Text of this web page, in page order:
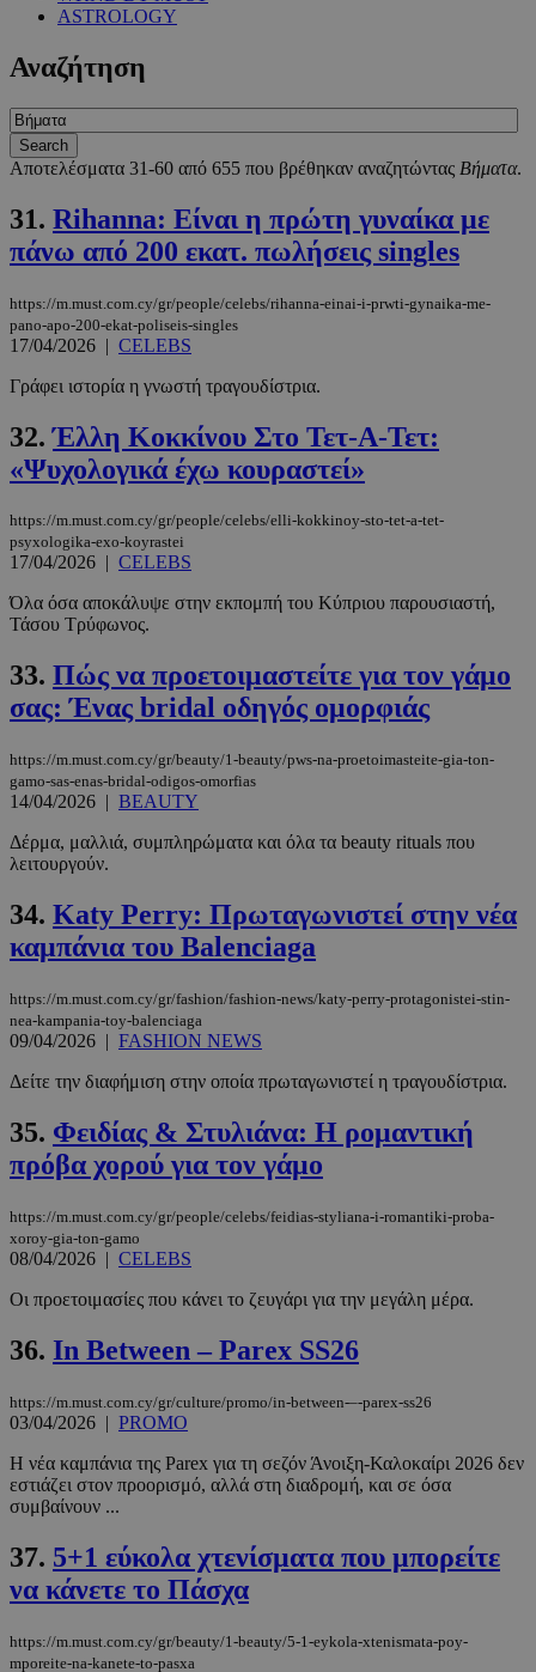
ASTROLOGY
Αναζήτηση
Αποτελέσματα 31-60 από 655 που βρέθηκαν αναζητώντας Βήματα.
31. Rihanna: Είναι η πρώτη γυναίκα με
πάνω από 200 εκατ. πωλήσεις singles
https://m.must.com.cy/gr/people/celebs/rihanna-einai-i-prwti-gynaika-me-
pano-apo-200-ekat-poliseis-singles
17/04/2026 | CELEBS
Γράφει ιστορία η γνωστή τραγουδίστρια.
32.Έλλη Κοκκίνου Στο Τετ-Α-Τετ:
«Ψυχολογικά έχω κουραστεί»
https://m.must.com.cy/gr/people/celebs/elli-kokkinoy-sto-tet-a-tet-
psyxologika-exo-koyrastei
17/04/2026 | CELEBS
Όλα όσα αποκάλυψε στην εκπομπή του Κύπριου παρουσιαστή,
Τάσου Τρύφωνος.
33. Πώς να προετοιμαστείτε για τον γάμο
σας: Ένας bridal οδηγός ομορφιάς
https://m.must.com.cy/gr/beauty/1-beauty/pws-na-proetoimasteite-gia-ton-
gamo-sas-enas-bridal-odigos-omorfias
14/04/2026 | BEAUTY
Δέρμα, μαλλιά, συμπληρώματα και όλα τα beauty rituals που
λειτουργούν.
34. Katy Perry: Πρωταγωνιστεί στην νέα
καμπάνια του Balenciaga
https://m.must.com.cy/gr/fashion/fashion-news/katy-perry-protagonistei-stin-
nea-kampania-toy-balenciaga
09/04/2026 | FASHION NEWS
Δείτε την διαφήμιση στην οποία πρωταγωνιστεί η τραγουδίστρια.
35. Φειδίας & Στυλιάνα: Η ρομαντική
πρόβα χορού για τον γάμο
https://m.must.com.cy/gr/people/celebs/feidias-styliana-i-romantiki-proba-
xoroy-gia-ton-gamo
08/04/2026 | CELEBS
Οι προετοιμασίες που κάνει το ζευγάρι για την μεγάλη μέρα.
36. In Between – Parex SS26
https://m.must.com.cy/gr/culture/promo/in-between-–-parex-ss26
03/04/2026 | PROMO
Η νέα καμπάνια της Parex για τη σεζόν Άνοιξη-Καλοκαίρι 2026 δεν
εστιάζει στον προορισμό, αλλά στη διαδρομή, και σε όσα
συμβαίνουν ...
37. 5+1 εύκολα χτενίσματα που μπορείτε
να κάνετε το Πάσχα
https://m.must.com.cy/gr/beauty/1-beauty/5-1-eykola-xtenismata-poy-
mporeite-na-kanete-to-pasxa